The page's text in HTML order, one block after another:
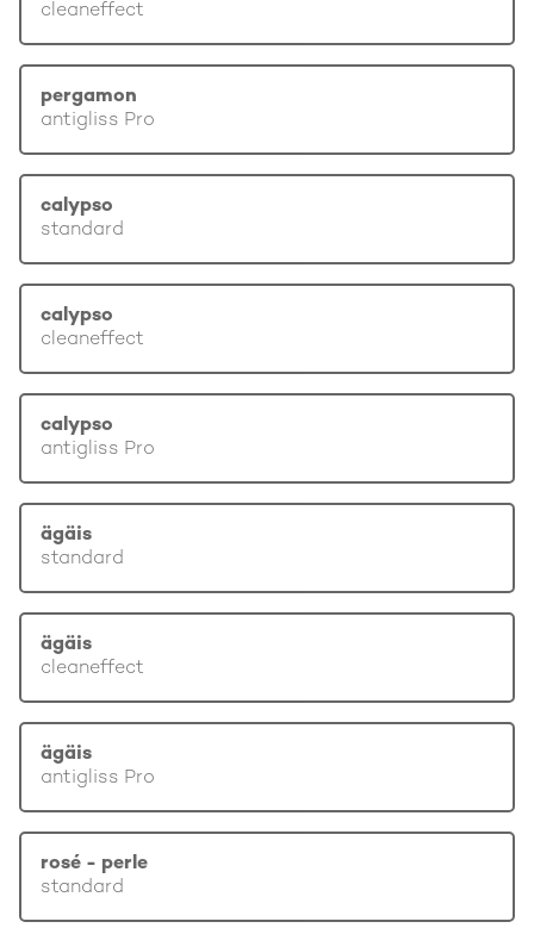
cleaneffect
pergamon
antigliss Pro
calypso
standard
calypso
cleaneffect
calypso
antigliss Pro
ägäis
standard
ägäis
cleaneffect
ägäis
antigliss Pro
rosé - perle
standard